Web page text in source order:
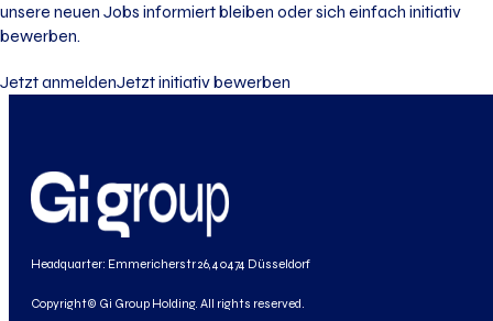
unsere neuen Jobs informiert bleiben oder sich einfach initiativ
bewerben.
Jetzt anmeldenJetzt initiativ bewerben
Headquarter: Emmericherstr 26, 40474 Düsseldorf
Copyright© Gi Group Holding. All rights reserved.